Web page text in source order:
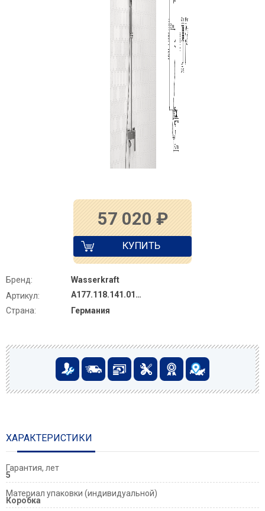
57 020 ₽
КУПИТЬ
Бренд:
Wasserkraft
Артикул:
A177.118.141.010.CH
Страна:
Германия
ХАРАКТЕРИСТИКИ
Гарантия, лет
5
Материал упаковки (индивидуальной)
Коробка